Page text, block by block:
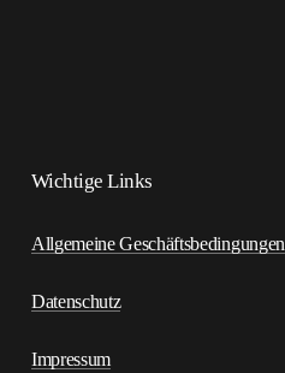
Wichtige Links
Allgemeine Geschäftsbedingungen
Datenschutz
Impressum